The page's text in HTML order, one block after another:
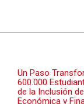
Un Paso
600.000
de la Inclusión
Económica y